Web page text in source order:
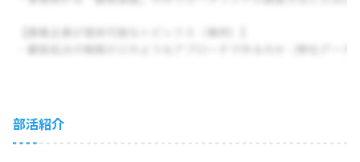
部活紹介